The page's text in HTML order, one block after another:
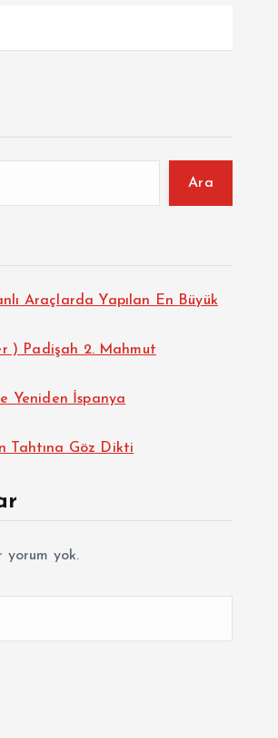
Ara
Araçlarda Yapılan En Büyük
) Padişah 2. Mahmut
Yeniden İspanya
Tahtına Göz Dikti
yorum yok.